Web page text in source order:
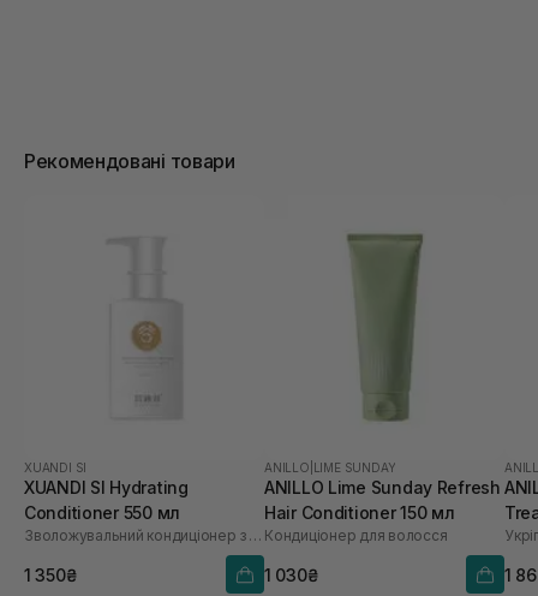
Рекомендовані товари
XUANDI SI
XUANDI SI Hydrating
Conditioner 550 мл
Зволожувальний кондиціонер з екстрактом зерна
1 350₴
ANILLO LIME SUNDAY
ANILLO Lime Sunday Refresh
Hair Conditioner 150 мл
Кондиціонер для волосся
1 030₴ 1